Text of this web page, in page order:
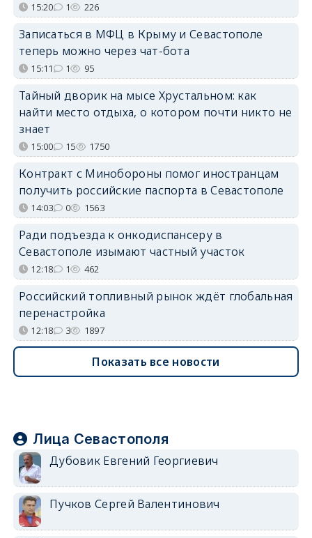
15:20 1 226
Записаться в МФЦ в Крыму и Севастополе
теперь можно через чат-бота
15:11 1 95
Тайный дворик на мысе Хрустальном: как
найти место отдыха, о котором почти никто не
знает
15:00 15 1750
Контракт с Минобороны помог иностранцам
получить российские паспорта в Севастополе
14:03 0 1563
Ради подъезда к онкодиспансеру в
Севастополе изымают частный участок
12:18 1 462
Российский топливный рынок ждёт глобальная
перенастройка
12:18 3 1897
Показать все новости
Лица Севастополя
Дубовик Евгений Георгиевич
Пучков Сергей Валентинович